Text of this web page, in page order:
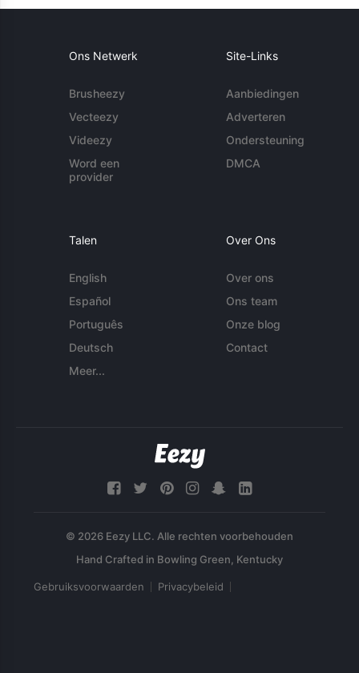
Ons Netwerk
Brusheezy
Vecteezy
Videezy
Word een
provider
Site-Links
Aanbiedingen
Adverteren
Ondersteuning
DMCA
Talen
English
Español
Português
Deutsch
Meer...
Over Ons
Over ons
Ons team
Onze blog
Contact
© 2026 Eezy LLC. Alle rechten voorbehouden
Gebruiksvoorwaarden Privacybeleid